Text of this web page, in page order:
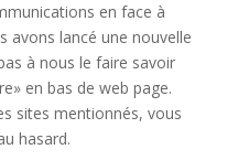
en face à
avons lancé une nouvelle
à nous le faire savoir
en bas de web page.
sites mentionnés, vous
hasard.